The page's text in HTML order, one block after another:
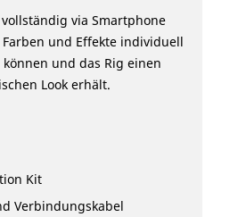
vollständig via Smartphone
und Effekte individuell
und das Rig einen
Look erhält.
Kit
Verbindungskabel